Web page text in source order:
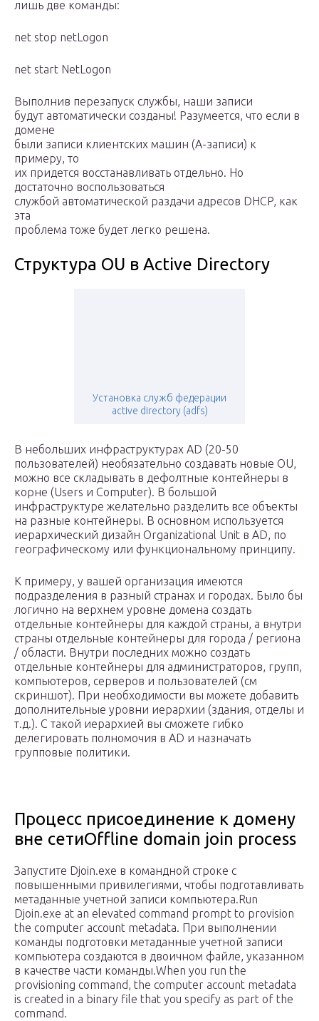
лишь две команды:
net stop netLogon
net start NetLogon
Выполнив перезапуск службы, наши записи
будут автоматически созданы! Разумеется, что если в
домене
были записи клиентских машин (А-записи) к
примеру, то
их придется восстанавливать отдельно. Но
достаточно воспользоваться
службой автоматической раздачи адресов DHCP, как
эта
проблема тоже будет легко решена.
Структура OU в Active Directory
Установка служб федерации
active directory (adfs)
В небольших инфраструктурах AD (20-50
пользователей) необязательно создавать новые OU,
можно все складывать в дефолтные контейнеры в
корне (Users и Computer). В большой
инфраструктуре желательно разделить все объекты
на разные контейнеры. В основном используется
иерархический дизайн Organizational Unit в AD, по
географическому или функциональному принципу.
К примеру, у вашей организация имеются
подразделения в разный странах и городах. Было бы
логично на верхнем уровне домена создать
отдельные контейнеры для каждой страны, а внутри
страны отдельные контейнеры для города / региона
/ области. Внутри последних можно создать
отдельные контейнеры для администраторов, групп,
компьютеров, серверов и пользователей (см
скриншот). При необходимости вы можете добавить
дополнительные уровни иерархии (здания, отделы и
т.д.). С такой иерархией вы сможете гибко
делегировать полномочия в AD и назначать
групповые политики.
Процесс присоединение к домену
вне сетиOffline domain join process
Запустите Djoin.exe в командной строке с
повышенными привилегиями, чтобы подготавливать
метаданные учетной записи компьютера.Run
Djoin.exe at an elevated command prompt to provision
the computer account metadata. При выполнении
команды подготовки метаданные учетной записи
компьютера создаются в двоичном файле, указанном
в качестве части команды.When you run the
provisioning command, the computer account metadata
is created in a binary file that you specify as part of the
command.